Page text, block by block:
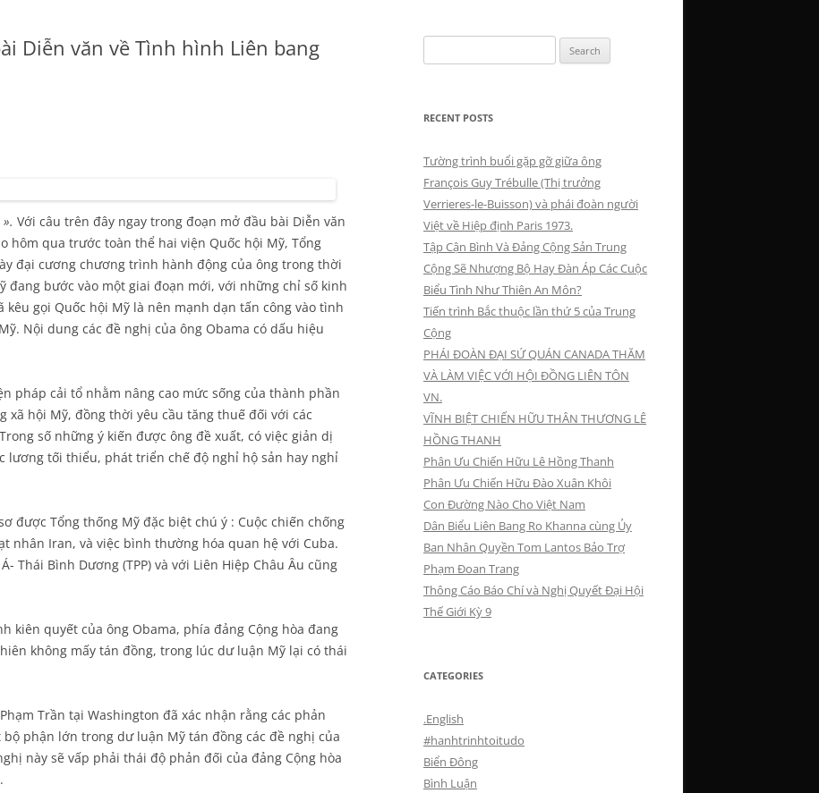
Diễn văn về Tình hình Liên bang
Với câu trên đây ngay trong đoạn mở đầu bài Diễn văn
hôm qua trước toàn thể hai viện Quốc hội Mỹ, Tổng
đại cương chương trình hành động của ông trong thời
đang bước vào một giai đoạn mới, với những chỉ số kinh
gọi Quốc hội Mỹ là nên mạnh dạn tấn công vào tình
Nội dung các đề nghị của ông Obama có dấu hiệu
pháp cải tổ nhằm nâng cao mức sống của thành phần
hội Mỹ, đồng thời yêu cầu tăng thuế đối với các
số những ý kiến được ông đề xuất, có việc giản dị
lương tối thiểu, phát triển chế độ nghỉ hộ sản hay nghỉ
được Tổng thống Mỹ đặc biệt chú ý : Cuộc chiến chống
nhân Iran, và việc bình thường hóa quan hệ với Cuba.
Thái Bình Dương (TPP) và với Liên Hiệp Châu Âu cũng
kiên quyết của ông Obama, phía đảng Cộng hòa đang
không mấy tán đồng, trong lúc dư luận Mỹ lại có thái
Trần tại Washington đã xác nhận rằng các phản
phận lớn trong dư luận Mỹ tán đồng các đề nghị của
này sẽ vấp phải thái độ phản đối của đảng Cộng hòa
for:
RECENT POSTS
Tường trình buổi gặp gỡ giữa ông
François Guy Trébulle (Thị trưởng
Verrieres-le-Buisson) và phái đoàn người
Việt về Hiệp định Paris 1973.
Tập Cận Bình Và Đảng Cộng Sản Trung
Cộng Sẽ Nhượng Bộ Hay Đàn Áp Các Cuộc
Biểu Tình Như Thiên An Môn?
Tiến trình Bắc thuộc lần thứ 5 của Trung
Cộng
PHÁI ĐOÀN ĐẠI SỨ QUÁN CANADA THĂM
VÀ LÀM VIỆC VỚI HỘI ĐỒNG LIÊN TÔN
VN.
VĨNH BIỆT CHIẾN HỮU THÂN THƯƠNG LÊ
HỒNG THANH
Phân Ưu Chiến Hữu Lê Hồng Thanh
Phân Ưu Chiến Hữu Đào Xuân Khôi
Con Đường Nào Cho Việt Nam
Dân Biểu Liên Bang Ro Khanna cùng Ủy
Ban Nhân Quyền Tom Lantos Bảo Trợ
Phạm Đoan Trang
Thông Cáo Báo Chí và Nghị Quyết Đại Hội
Thế Giới Kỳ 9
CATEGORIES
.English
#hanhtrinhtoitudo
Biển Đông
Bình Luận